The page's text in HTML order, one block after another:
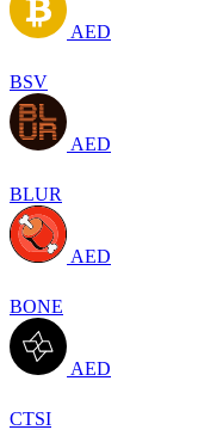
AED
BSV
AED
BLUR
AED
BONE
AED
CTSI